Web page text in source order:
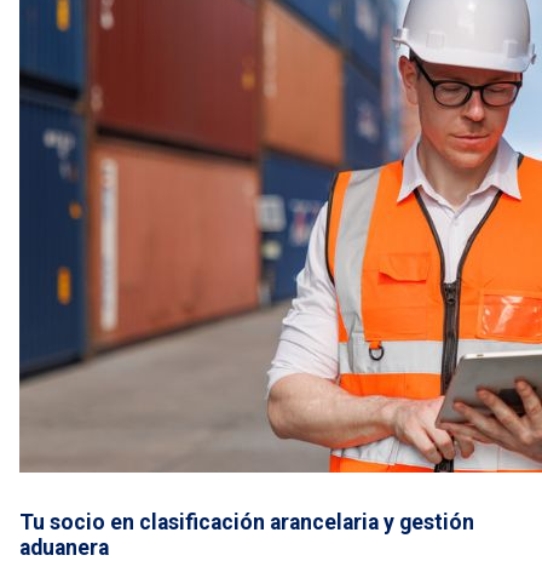
Tu socio en clasificación arancelaria y gestión
aduanera